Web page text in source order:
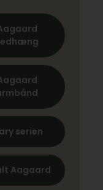
serien
Aagaard